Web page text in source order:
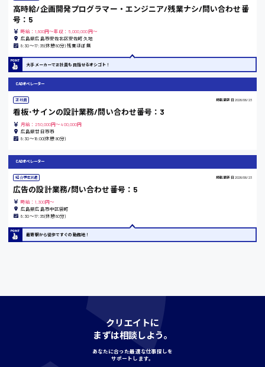
熊本県
島根県
香川県
愛知県
時給1200円〜
時給1000円〜
高時給/企画開発プログラマー・エンジニア/残業ナシ/問い合わせ番
号：5
時給：1,800円～年収：5,000,000円～
広島県広島市安佐北区安佐町久地
8:30〜17:35(休憩80分) 残業ほぼ無
大手メーカーで正社員も目指せるオシゴト！
CADオペレーター
正社員 掲載更新日 2026/06/23
看板･サインの設計業務/問い合わせ番号：3
月給：250,000円～400,000円
広島県廿日市市
8:30～18:00(休憩90分)
CADオペレーター
紹介予定派遣 掲載更新日 2026/06/23
広告の設計業務/問い合わせ番号：5
時給：1,300円～
広島県広島市中区袋町
8:30〜17:35(休憩80分)
最寄駅から徒歩ですぐの勤務地！
クリエイトに
まずは相談しよう。
あなたに合った最適な仕事探しを
サポートします。